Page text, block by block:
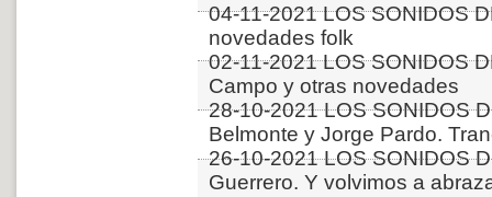
04-11-2021 LOS SONIDOS
novedades folk
02-11-2021 LOS SONIDOS
Campo y otras novedades
28-10-2021 LOS SONIDOS
Belmonte y Jorge Pardo.
26-10-2021 LOS SONIDOS
Guerrero. Y volvimos a